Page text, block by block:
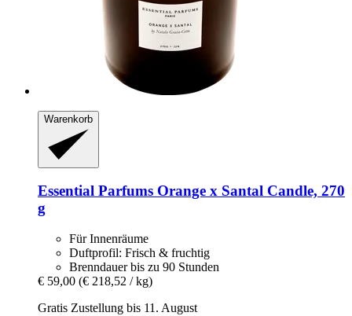
Warenkorb
Essential Parfums Orange x Santal Candle, 270
g
Für Innenräume
Duftprofil: Frisch & fruchtig
Brenndauer bis zu 90 Stunden
€ 59,00 (€ 218,52 / kg)
Gratis Zustellung bis 11. August